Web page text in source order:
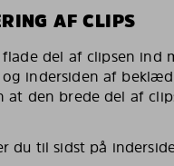
AF CLIPS
flade del af clipsen ind
indersiden af
at den brede del af
du til sidst på